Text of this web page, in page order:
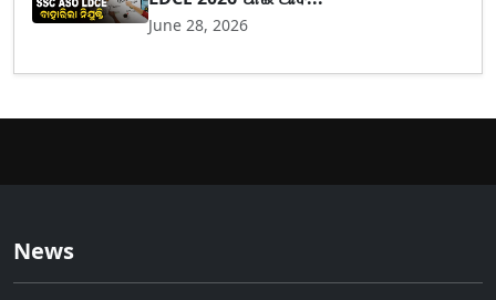
June 28, 2026
News